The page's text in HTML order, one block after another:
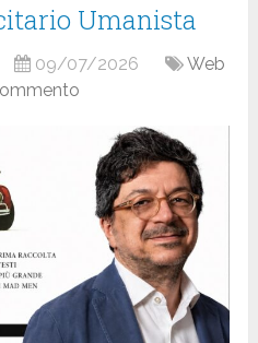
Umanista
09/07/2026
Web